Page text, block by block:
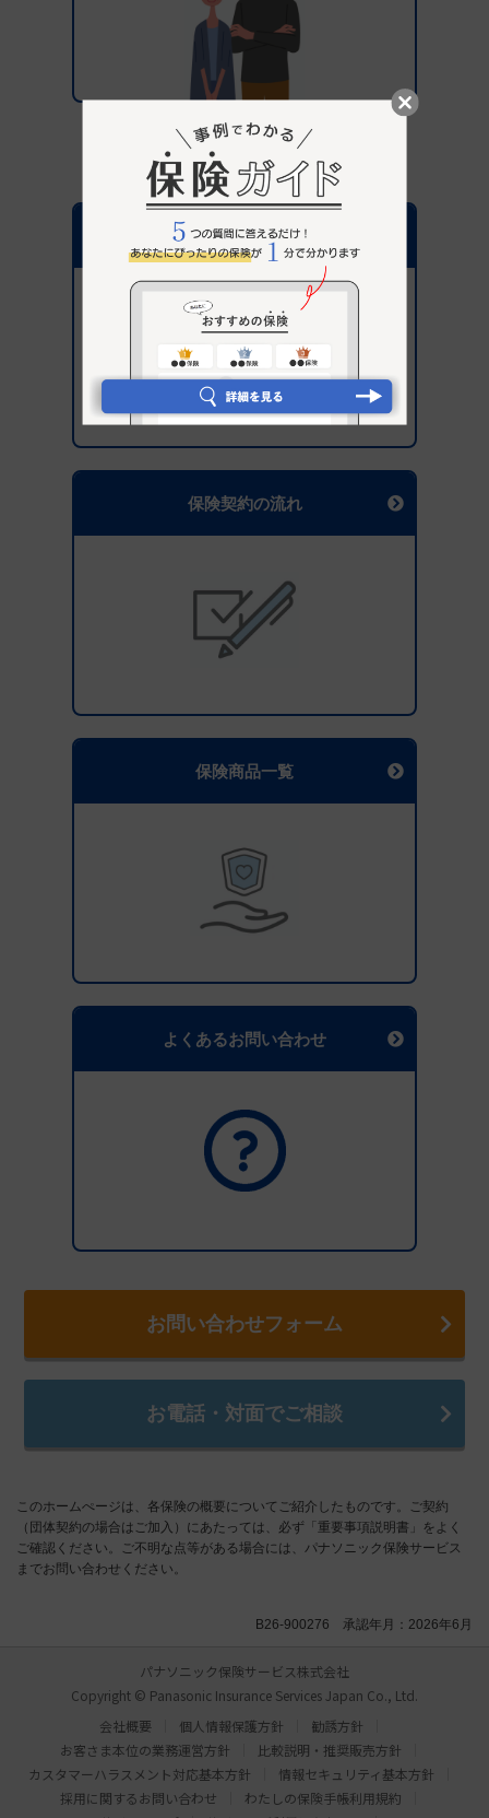
保険選びがはじめての方へ
パナソニック保険サービス
が選ばれている理由
保険契約の流れ
保険商品一覧
よくあるお問い合わせ
お問い合わせフォーム
お電話・対面でご相談
このホームぺージは、各保険の概要についてご紹介したものです。ご契約
（団体契約の場合はご加入）にあたっては、必ず「重要事項説明書」をよく
ご確認ください。ご不明な点等がある場合には、パナソニック保険サービス
までお問い合わせください。
B26-900276 承認年月：2026年6月
パナソニック保険サービス株式会社
Copyright © Panasonic Insurance Services Japan Co., Ltd.
会社概要
個人情報保護方針
勧誘方針
お客さま本位の業務運営方針
比較説明・推奨販売方針
カスタマーハラスメント対応基本方針
情報セキュリティ基本方針
採用に関するお問い合わせ
わたしの保険手帳利用規約